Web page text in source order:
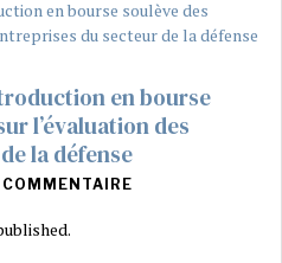
en bourse
l’évaluation des
la défense
COMMENTAIRE